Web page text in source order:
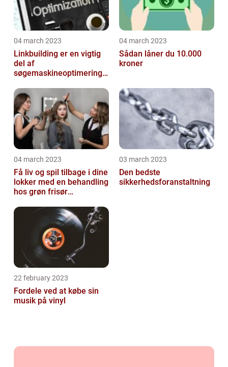
04 march 2023
Linkbuilding er en vigtig
del af
søgemaskineoptimeringe
04 march 2023
Sådan låner du 10.000
kroner
04 march 2023
Få liv og spil tilbage i dine
lokker med en behandling
hos grøn frisør
03 march 2023
Den bedste
sikkerhedsforanstaltning
22 february 2023
Fordele ved at købe sin
musik på vinyl